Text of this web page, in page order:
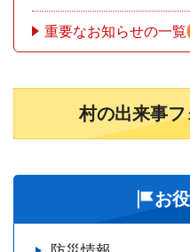
重要なお知らせの一覧
村の出来事
お